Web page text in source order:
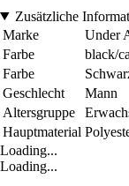
Zusätzliche
Marke
Under
Farbe
black/
Farbe
Geschlecht
Mann
Altersgruppe
Hauptmaterial
Loading...
Loading...